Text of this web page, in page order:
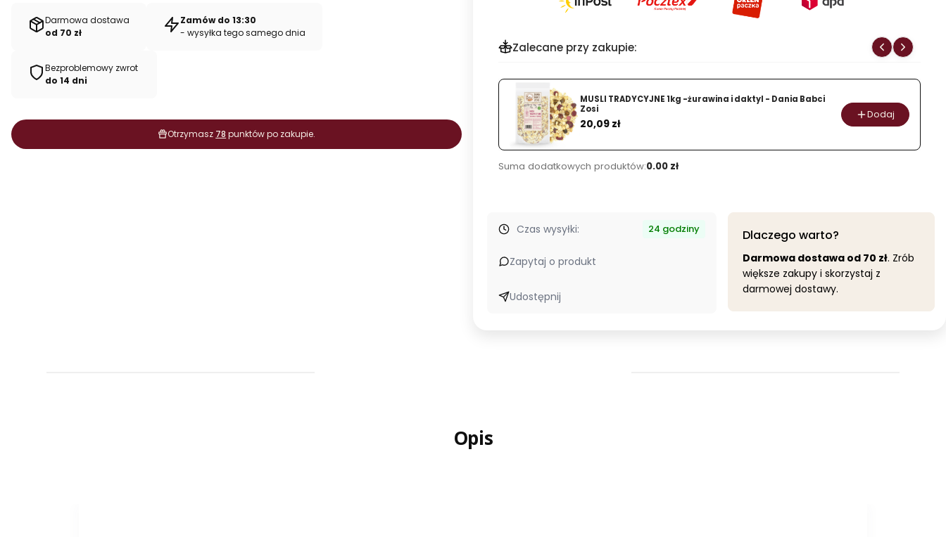
Darmowa dostawa
od 70 zł
Zamów do 13:30
- wysyłka tego samego dnia
Bezproblemowy zwrot
do 14 dni
Otrzymasz 78 punktów po zakupie.
-
Zalecane przy zakupie:
MUSLI TRADYCYJNE 1kg -żurawina i daktyl - Dania Babci
Zosi
Cena
20,09 zł
Dodaj
Suma dodatkowych produktów:0.00 zł
Czas wysyłki: 24 godziny
Zapytaj o produkt
Udostępnij
Dlaczego warto?
Darmowa dostawa od 70 zł. Zrób
większe zakupy i skorzystaj z
darmowej dostawy.
Opis